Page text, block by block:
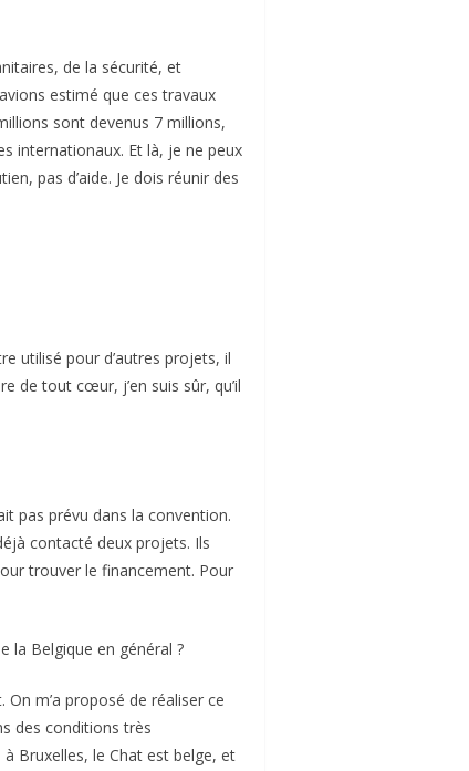
de la sécurité, et
estimé que ces travaux
sont devenus 7 millions,
internationaux. Et là, je ne peux
pas d’aide. Je dois réunir des
utilisé pour d’autres projets, il
de tout cœur, j’en suis sûr, qu’il
pas prévu dans la convention.
contacté deux projets. Ils
trouver le financement. Pour
la Belgique en général ?
On m’a proposé de réaliser ce
des conditions très
Bruxelles, le Chat est belge, et